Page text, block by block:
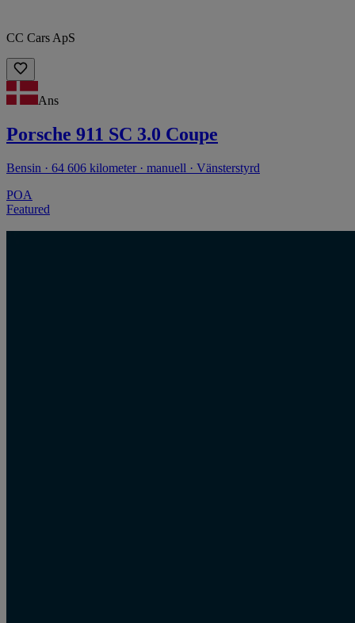
CC Cars ApS
Ans
Porsche 911 SC 3.0 Coupe
Bensin · 64 606 kilometer · manuell · Vänsterstyrd
POA
Featured